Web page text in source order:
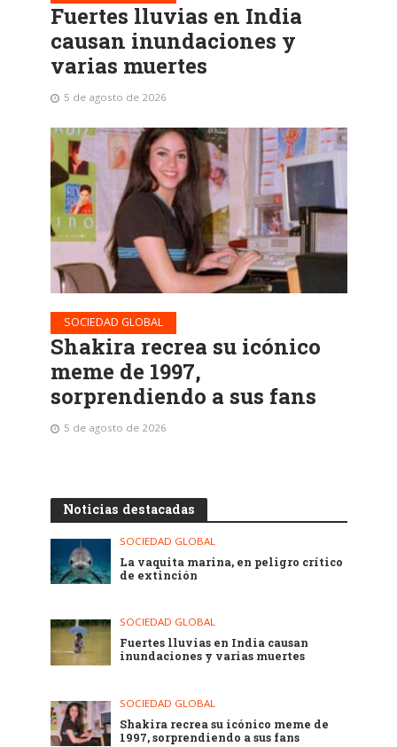
Fuertes lluvias en India
causan inundaciones y
varias muertes
5 de agosto de 2026
SOCIEDAD GLOBAL
Shakira recrea su icónico
meme de 1997,
sorprendiendo a sus fans
5 de agosto de 2026
Noticias destacadas
SOCIEDAD GLOBAL
La vaquita marina, en peligro crítico
de extinción
SOCIEDAD GLOBAL
Fuertes lluvias en India causan
inundaciones y varias muertes
SOCIEDAD GLOBAL
Shakira recrea su icónico meme de
1997, sorprendiendo a sus fans